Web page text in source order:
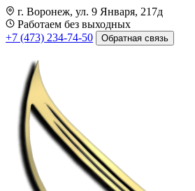
г. Воронеж, ул. 9 Января, 217д
Работаем без выходных
+7 (473) 234-74-50
Обратная связь